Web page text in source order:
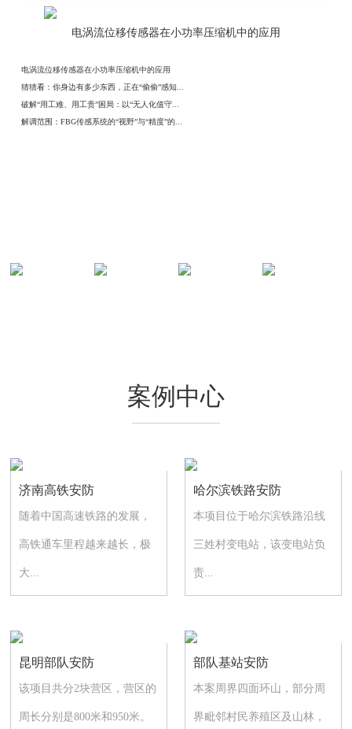
电涡流位移传感器在小功率压缩机中的应用
电涡流位移传感器在小功率压缩机中的应用
猜猜看：你身边有多少东西，正在“偷偷”感知...
破解“用工难、用工贵”困局：以“无人化值守...
解调范围：FBG传感系统的“视野”与“精度”的...
案例中心
济南高铁安防
随着中国高速铁路的发展，
高铁通车里程越来越长，极
大...
哈尔滨铁路安防
本项目位于哈尔滨铁路沿线
三姓村变电站，该变电站负
责...
昆明部队安防
该项目共分2块营区，营区的
周长分别是800米和950米。
部队基站安防
本案周界四面环山，部分周
界毗邻村民养殖区及山林，